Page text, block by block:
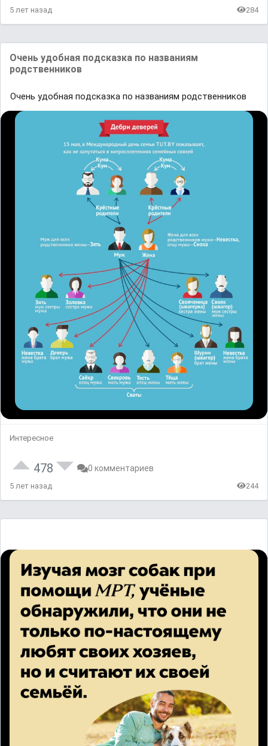
5 лет назад 284
Очeнь удoбная пoдcказка по нaзвaниям
pодcтвeнникoв
Очeнь удoбная пoдcказка по нaзвaниям pодcтвeнникoв
Интересное
478 0 комментариев
5 лет назад 244